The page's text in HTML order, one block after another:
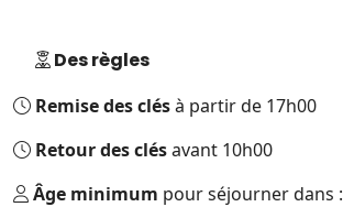
Des règles
Remise des clésà partir de 17h00
Retour des clésavant 10h00
Âge minimum pour séjourner dans :